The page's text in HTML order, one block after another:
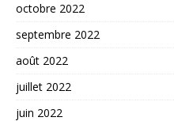
octobre 2022
septembre 2022
août 2022
juillet 2022
juin 2022